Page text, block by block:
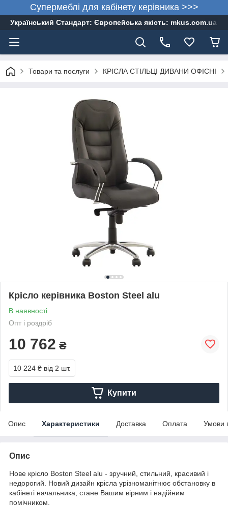
Супермеблі для кабінету керівника >>>
Український Стандарт: Європейська якість: mkus.com.ua
Товари та послуги КРІСЛА СТІЛЬЦІ ДИВАНИ ОФІСНІ
Крісло керівника Boston Steel alu
В наявності
Опт і роздріб
10 762 ₴
10 224 ₴ від 2 шт.
Купити
Опис Характеристики Доставка Оплата Умови
Опис
Нове крісло Boston Steel alu - зручний, стильний, красивий і
недорогий. Новий дизайн крісла урізноманітнює обстановку в
кабінеті начальника, стане Вашим вірним і надійним
помічником.